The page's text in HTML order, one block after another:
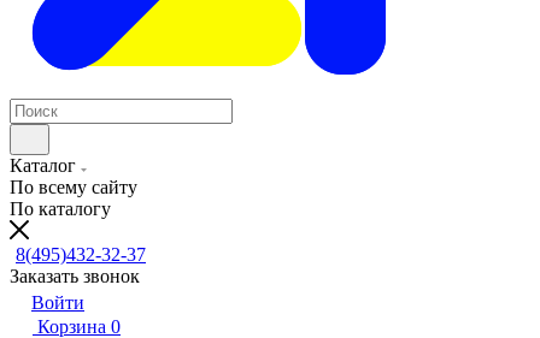
Каталог
По всему сайту
По каталогу
8(495)432-32-37
Заказать звонок
Войти
Корзина 0